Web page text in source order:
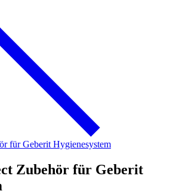
für Geberit Hygienesystem
Zubehör für Geberit